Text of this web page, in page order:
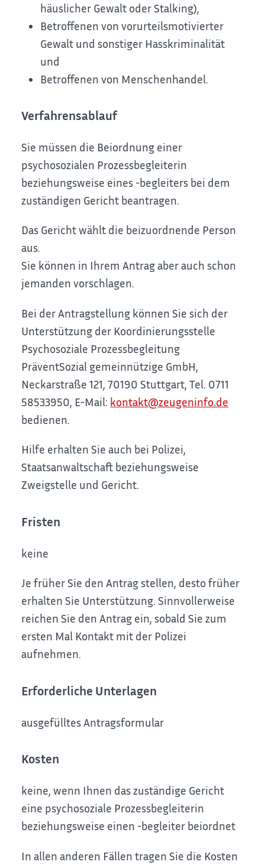
häuslicher Gewalt oder Stalking),
Betroffenen von vorurteilsmotivierter
Gewalt und sonstiger Hasskriminalität
und
Betroffenen von Menschenhandel.
Verfahrensablauf
Sie müssen die Beiordnung einer
psychosozialen Prozessbegleiterin
beziehungsweise eines -begleiters bei dem
zuständigen Gericht beantragen.
Das Gericht wählt die beizuordnende Person
aus.
Sie können in Ihrem Antrag aber auch schon
jemanden vorschlagen.
Bei der Antragstellung können Sie sich der
Unterstützung der Koordinierungsstelle
Psychosoziale Prozessbegleitung
PräventSozial gemeinnützige GmbH,
Neckarstraße 121, 70190 Stuttgart, Tel. 0711
58533950, E-Mail: kontakt@zeugeninfo.de
bedienen.
Hilfe erhalten Sie auch bei Polizei,
Staatsanwaltschaft beziehungsweise
Zweigstelle und Gericht.
Fristen
keine
Je früher Sie den Antrag stellen, desto früher
erhalten Sie Unterstützung. Sinnvollerweise
reichen Sie den Antrag ein, sobald Sie zum
ersten Mal Kontakt mit der Polizei
aufnehmen.
Erforderliche Unterlagen
ausgefülltes Antragsformular
Kosten
keine, wenn Ihnen das zuständige Gericht
eine psychosoziale Prozessbegleiterin
beziehungsweise einen -begleiter beiordnet
In allen anderen Fällen tragen Sie die Kosten